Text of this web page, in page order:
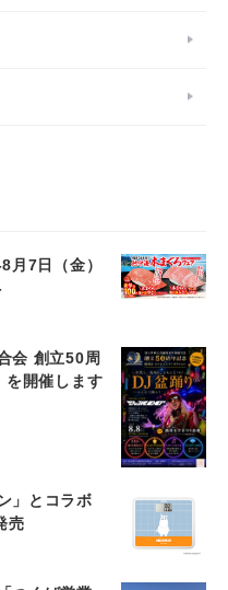
月7日（金）
会 創立50周
を開催します
」とコラボ
売